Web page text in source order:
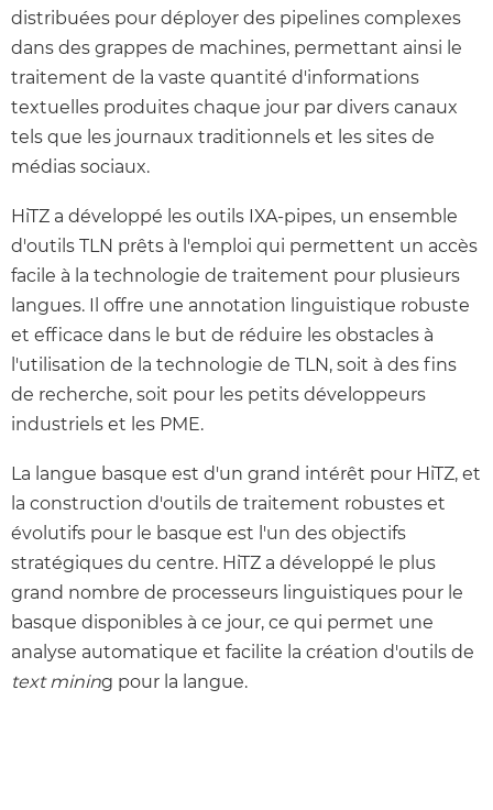
distribuées pour déployer des pipelines complexes
dans des grappes de machines, permettant ainsi le
traitement de la vaste quantité d'informations
textuelles produites chaque jour par divers canaux
tels que les journaux traditionnels et les sites de
médias sociaux.
HiTZ a développé les outils IXA-pipes, un ensemble
d'outils TLN prêts à l'emploi qui permettent un accès
facile à la technologie de traitement pour plusieurs
langues. Il offre une annotation linguistique robuste
et efficace dans le but de réduire les obstacles à
l'utilisation de la technologie de TLN, soit à des fins
de recherche, soit pour les petits développeurs
industriels et les PME.
La langue basque est d'un grand intérêt pour HiTZ, et
la construction d'outils de traitement robustes et
évolutifs pour le basque est l'un des objectifs
stratégiques du centre. HiTZ a développé le plus
grand nombre de processeurs linguistiques pour le
basque disponibles à ce jour, ce qui permet une
analyse automatique et facilite la création d'outils de
text mining pour la langue.